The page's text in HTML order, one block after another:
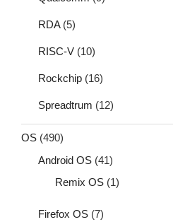
RDA(5)
RISC-V (10)
Rockchip (16)
Spreadtrum (12)
OS (490)
Android OS (41)
Remix OS (1)
Firefox OS (7)